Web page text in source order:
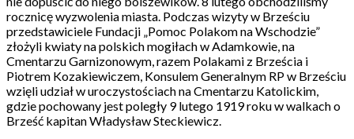
rocznicę wyzwolenia miasta. Podczas wizyty w Brześciu
przedstawiciele Fundacji „Pomoc Polakom na Wschodzie”
złożyli kwiaty na polskich mogiłach w Adamkowie, na
Cmentarzu Garnizonowym, razem Polakami z Brześcia i
Piotrem Kozakiewiczem, Konsulem Generalnym RP w Brześciu
wzięli udział w uroczystościach na Cmentarzu Katolickim,
gdzie pochowany jest poległy 9 lutego 1919 roku w walkach o
Brześć kapitan Władysław Steckiewicz.